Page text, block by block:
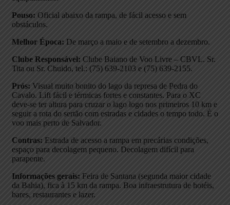
Pouso: Oficial abaixo da rampa, de fácil acesso e sem
obstáculos.
Melhor Época: De março a maio e de setembro a dezembro.
Clube Responsável: Clube Baiano de Voo Livre – CBVL. Sr.
Tita ou Sr. Chuido, tel.: (75) 639-2103 e (75) 639-2155.
Prós: Visual muito bonito do lago da represa de Pedra do
Cavalo. Lift fácil e térmicas fortes e constantes. Para o XC
deve-se ter altura para cruzar o lago logo nos primeiros 10 km e
seguir a rota do sertão com estradas e cidades o tempo todo. É o
voo mais perto de Salvador.
Contras: Estrada de acesso a rampa em precárias condições,
espaço para decolagem pequeno. Decolagem difícil para
parapente.
Informações gerais: Feira de Santana (segunda maior cidade
da Bahia), fica à 15 km da rampa. Boa infraestrutura de hotéis,
bares, restaurantes e lazer.